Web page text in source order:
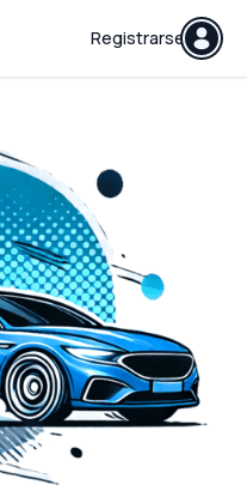
Registrarse